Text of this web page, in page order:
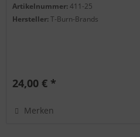
Artikelnummer:411-25
Hersteller:T-Burn-Brands
24,00 € *
Merken